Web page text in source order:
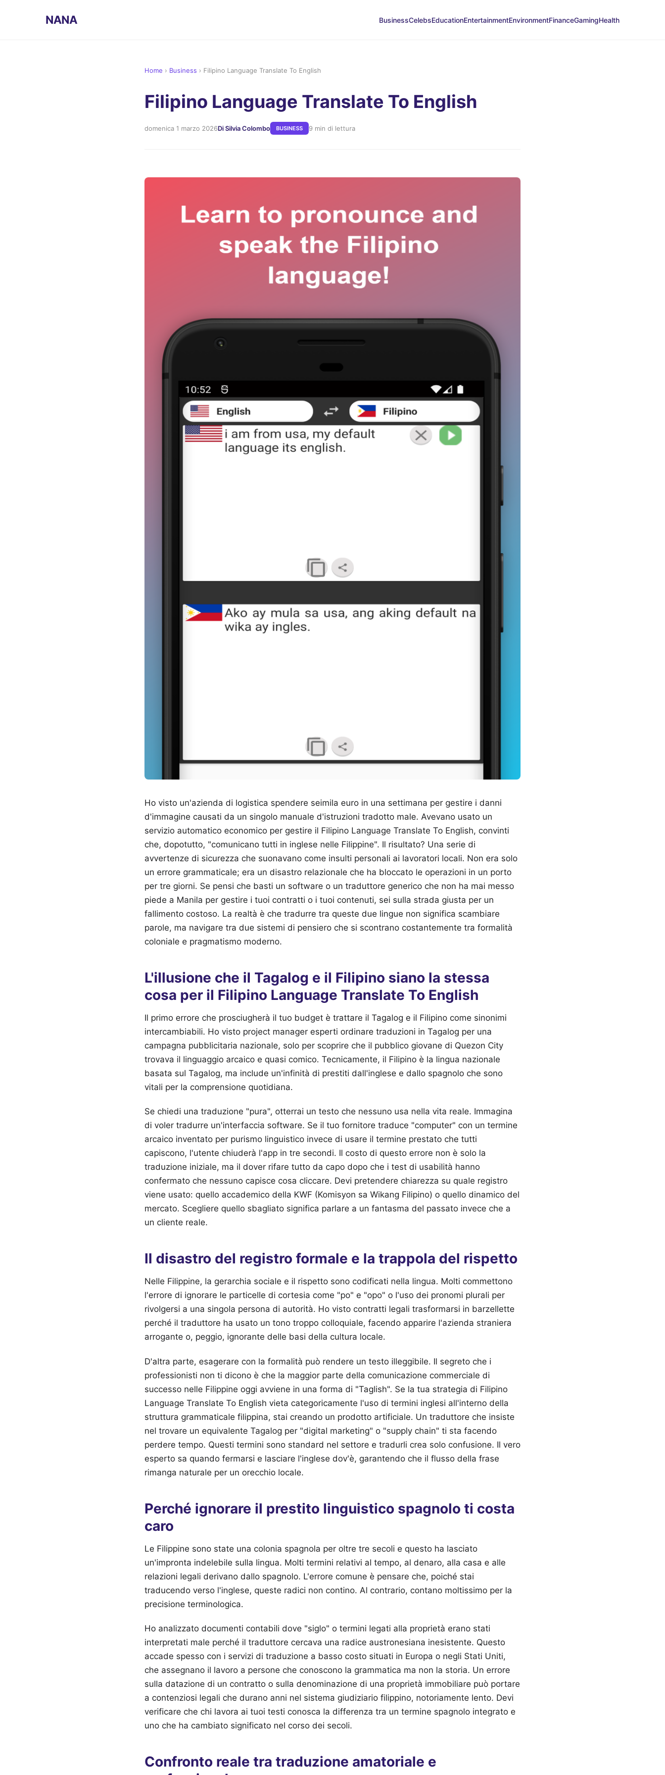
NANA BusinessCelebsEducationEntertainmentEnvironmentFinanceGamingHealth
Home › Business › Filipino Language Translate To English
Filipino Language Translate To English
domenica 1 marzo 2026Di Silvia Colombo BUSINESS 9 min di lettura
Ho visto un'azienda di logistica spendere seimila euro in una settimana per gestire i danni
d'immagine causati da un singolo manuale d'istruzioni tradotto male. Avevano usato un
servizio automatico economico per gestire il Filipino Language Translate To English, convinti
che, dopotutto, "comunicano tutti in inglese nelle Filippine". Il risultato? Una serie di
avvertenze di sicurezza che suonavano come insulti personali ai lavoratori locali. Non era solo
un errore grammaticale; era un disastro relazionale che ha bloccato le operazioni in un porto
per tre giorni. Se pensi che basti un software o un traduttore generico che non ha mai messo
piede a Manila per gestire i tuoi contratti o i tuoi contenuti, sei sulla strada giusta per un
fallimento costoso. La realtà è che tradurre tra queste due lingue non significa scambiare
parole, ma navigare tra due sistemi di pensiero che si scontrano costantemente tra formalità
coloniale e pragmatismo moderno.
L'illusione che il Tagalog e il Filipino siano la stessa
cosa per il Filipino Language Translate To English
Il primo errore che prosciugherà il tuo budget è trattare il Tagalog e il Filipino come sinonimi
intercambiabili. Ho visto project manager esperti ordinare traduzioni in Tagalog per una
campagna pubblicitaria nazionale, solo per scoprire che il pubblico giovane di Quezon City
trovava il linguaggio arcaico e quasi comico. Tecnicamente, il Filipino è la lingua nazionale
basata sul Tagalog, ma include un'infinità di prestiti dall'inglese e dallo spagnolo che sono
vitali per la comprensione quotidiana.
Se chiedi una traduzione "pura", otterrai un testo che nessuno usa nella vita reale. Immagina
di voler tradurre un'interfaccia software. Se il tuo fornitore traduce "computer" con un termine
arcaico inventato per purismo linguistico invece di usare il termine prestato che tutti
capiscono, l'utente chiuderà l'app in tre secondi. Il costo di questo errore non è solo la
traduzione iniziale, ma il dover rifare tutto da capo dopo che i test di usabilità hanno
confermato che nessuno capisce cosa cliccare. Devi pretendere chiarezza su quale registro
viene usato: quello accademico della KWF (Komisyon sa Wikang Filipino) o quello dinamico del
mercato. Scegliere quello sbagliato significa parlare a un fantasma del passato invece che a
un cliente reale.
Il disastro del registro formale e la trappola del rispetto
Nelle Filippine, la gerarchia sociale e il rispetto sono codificati nella lingua. Molti commettono
l'errore di ignorare le particelle di cortesia come "po" e "opo" o l'uso dei pronomi plurali per
rivolgersi a una singola persona di autorità. Ho visto contratti legali trasformarsi in barzellette
perché il traduttore ha usato un tono troppo colloquiale, facendo apparire l'azienda straniera
arrogante o, peggio, ignorante delle basi della cultura locale.
D'altra parte, esagerare con la formalità può rendere un testo illeggibile. Il segreto che i
professionisti non ti dicono è che la maggior parte della comunicazione commerciale di
successo nelle Filippine oggi avviene in una forma di "Taglish". Se la tua strategia di Filipino
Language Translate To English vieta categoricamente l'uso di termini inglesi all'interno della
struttura grammaticale filippina, stai creando un prodotto artificiale. Un traduttore che insiste
nel trovare un equivalente Tagalog per "digital marketing" o "supply chain" ti sta facendo
perdere tempo. Questi termini sono standard nel settore e tradurli crea solo confusione. Il vero
esperto sa quando fermarsi e lasciare l'inglese dov'è, garantendo che il flusso della frase
rimanga naturale per un orecchio locale.
Perché ignorare il prestito linguistico spagnolo ti costa
caro
Le Filippine sono state una colonia spagnola per oltre tre secoli e questo ha lasciato
un'impronta indelebile sulla lingua. Molti termini relativi al tempo, al denaro, alla casa e alle
relazioni legali derivano dallo spagnolo. L'errore comune è pensare che, poiché stai
traducendo verso l'inglese, queste radici non contino. Al contrario, contano moltissimo per la
precisione terminologica.
Ho analizzato documenti contabili dove "siglo" o termini legati alla proprietà erano stati
interpretati male perché il traduttore cercava una radice austronesiana inesistente. Questo
accade spesso con i servizi di traduzione a basso costo situati in Europa o negli Stati Uniti,
che assegnano il lavoro a persone che conoscono la grammatica ma non la storia. Un errore
sulla datazione di un contratto o sulla denominazione di una proprietà immobiliare può portare
a contenziosi legali che durano anni nel sistema giudiziario filippino, notoriamente lento. Devi
verificare che chi lavora ai tuoi testi conosca la differenza tra un termine spagnolo integrato e
uno che ha cambiato significato nel corso dei secoli.
Confronto reale tra traduzione amatoriale e